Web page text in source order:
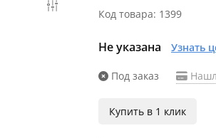
Код товара: 1399
Не указана Узнать
Под заказ
Купить в 1 клик